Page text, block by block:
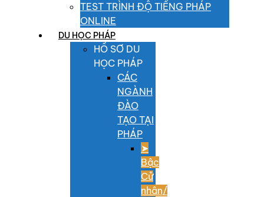
TEST TRÌNH ĐỘ TIẾNG PHÁP
ONLINE
DU HỌC PHÁP
HỒ SƠ DU
HỌC PHÁP
CÁC
NGÀNH
ĐÀO
TẠO TẠI
PHÁP
➤
Bậc
Cử
nhân/